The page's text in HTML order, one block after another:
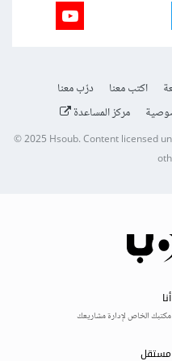
اكتب معنا
درّب معنا
مركز المساعدة
© 2025Hsoub.Content licensed